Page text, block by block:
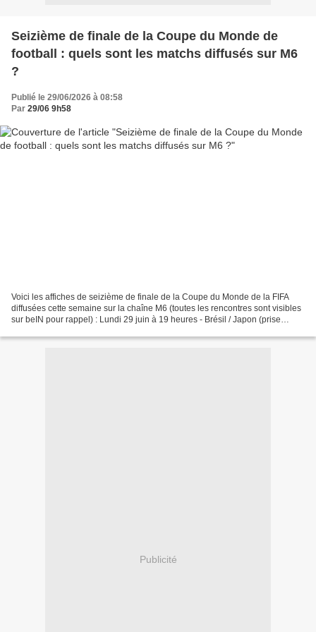
Seizième de finale de la Coupe du Monde de
football : quels sont les matchs diffusés sur M6
?
Publié le 29/06/2026 à 08:58
Par 29/06 9h58
Voici les affiches de seizième de finale de la Coupe du Monde de la FIFA
diffusées cette semaine sur la chaîne M6 (toutes les rencontres sont visibles
sur beIN pour rappel) : Lundi 29 juin à 19 heures - Brésil / Japon (prise
Publicité